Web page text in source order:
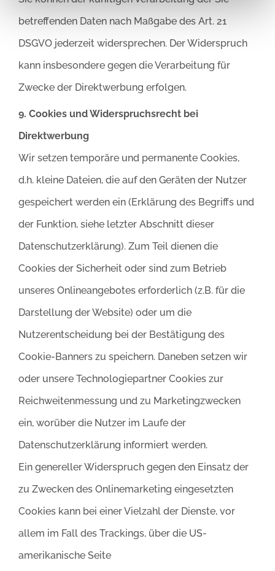
betreffenden Daten nach Maßgabe des Art. 21
DSGVO jederzeit widersprechen. Der Widerspruch
kann insbesondere gegen die Verarbeitung für
Zwecke der Direktwerbung erfolgen.
9. Cookies und Widerspruchsrecht bei
Direktwerbung
Wir setzen temporäre und permanente Cookies,
d.h. kleine Dateien, die auf den Geräten der Nutzer
gespeichert werden ein (Erklärung des Begriffs und
der Funktion, siehe letzter Abschnitt dieser
Datenschutzerklärung). Zum Teil dienen die
Cookies der Sicherheit oder sind zum Betrieb
unseres Onlineangebotes erforderlich (z.B. für die
Darstellung der Website) oder um die
Nutzerentscheidung bei der Bestätigung des
Cookie-Banners zu speichern. Daneben setzen wir
oder unsere Technologiepartner Cookies zur
Reichweitenmessung und zu Marketingzwecken
ein, worüber die Nutzer im Laufe der
Datenschutzerklärung informiert werden.
Ein genereller Widerspruch gegen den Einsatz der
zu Zwecken des Onlinemarketing eingesetzten
Cookies kann bei einer Vielzahl der Dienste, vor
allem im Fall des Trackings, über die US-
amerikanische Seite